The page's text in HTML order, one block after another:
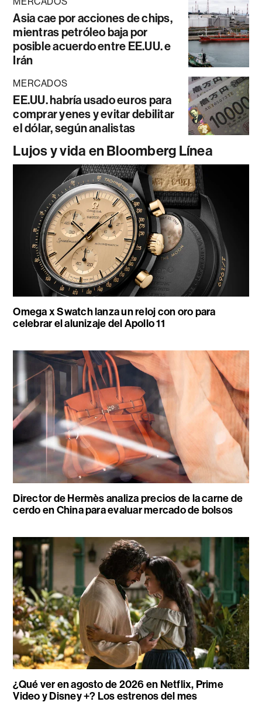
Asia cae por acciones de chips,
mientras petróleo baja por
posible acuerdo entre EE.UU. e
Irán
MERCADOS
EE.UU. habría usado euros para
comprar yenes y evitar debilitar
el dólar, según analistas
Lujos y vida en Bloomberg Línea
Omega x Swatch lanza un reloj con oro para
celebrar el alunizaje del Apollo 11
Director de Hermès analiza precios de la carne de
cerdo en China para evaluar mercado de bolsos
¿Qué ver en agosto de 2026 en Netflix, Prime
Video y Disney +? Los estrenos del mes